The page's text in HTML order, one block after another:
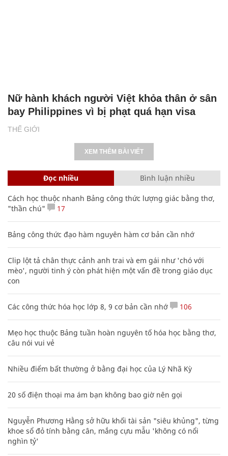
THẾ GIỚI
Nữ hành khách người Việt khỏa thân ở sân
bay Philippines vì bị phạt quá hạn visa
XEM THÊM BÀI VIẾT
Đọc nhiều Bình luận nhiều
Cách học thuộc nhanh Bảng công thức lượng giác bằng thơ,
"thần chú"
17
Bảng công thức đạo hàm nguyên hàm cơ bản cần nhớ
Clip lột tả chân thực cảnh anh trai và em gái như 'chó với
mèo', người tinh ý còn phát hiện một vấn đề trong giáo dục
con
Các công thức hóa học lớp 8, 9 cơ bản cần nhớ 106
Mẹo học thuộc Bảng tuần hoàn nguyên tố hóa học bằng thơ,
câu nói vui vẻ
Nhiều điểm bất thường ở bằng đại học của Lý Nhã Kỳ
20 số điện thoại ma ám bạn không bao giờ nên gọi
Nguyễn Phương Hằng sở hữu khối tài sản "siêu khủng", từng
khoe sổ đỏ tính bằng cân, mắng cựu mẫu 'không có nổi
nghìn tỷ'